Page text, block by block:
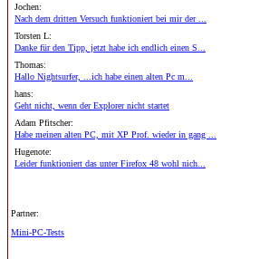
Jochen:
Nach dem dritten Versuch funktioniert bei mir der ...
Torsten L:
Danke für den Tipp, jetzt habe ich endlich einen S...
Thomas:
Hallo Nightsurfer, ...ich habe einen alten Pc m...
hans:
Geht nicht, wenn der Explorer nicht startet
Adam Pfitscher:
Habe meinen alten PC, mit XP Prof. wieder in gang ...
Hugenote:
Leider funktioniert das unter Firefox 48 wohl nich...
Partner:
Mini-PC-Tests